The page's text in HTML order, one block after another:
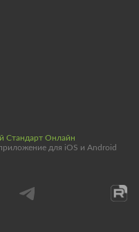
Стандарт Онлайн
для iOS и Android